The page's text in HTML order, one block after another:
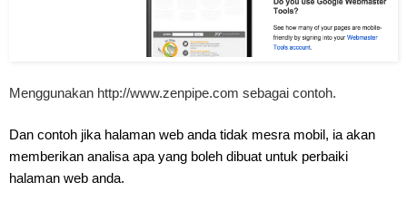
Menggunakan http://www.zenpipe.com sebagai contoh.
Dan contoh jika halaman web anda tidak mesra mobil, ia akan
memberikan analisa apa yang boleh dibuat untuk perbaiki
halaman web anda.